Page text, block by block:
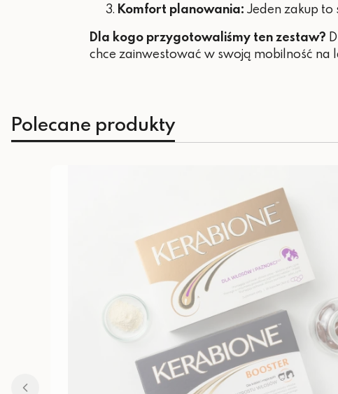
Komfort planowania: Jeden zakup to
Dla kogo przygotowaliśmy ten zestaw?
chce zainwestować w swoją mobilność na
Polecane produkty